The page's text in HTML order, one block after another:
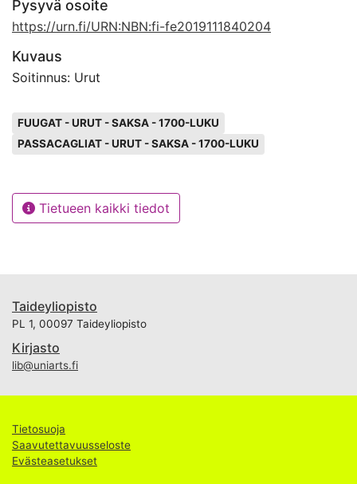
Pysyvä osoite
https://urn.fi/URN:NBN:fi-fe2019111840204
Kuvaus
Soitinnus: Urut
FUUGAT - URUT - SAKSA - 1700-LUKU
PASSACAGLIAT - URUT - SAKSA - 1700-LUKU
Tietueen kaikki tiedot
Taideyliopisto
PL 1, 00097 Taideyliopisto
Kirjasto
lib@uniarts.fi
Tietosuoja
Saavutettavuusseloste
Evästeasetukset